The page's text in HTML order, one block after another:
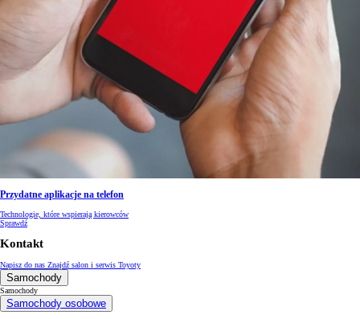
Przydatne aplikacje na telefon
Technologie, które wspierają kierowców
Sprawdź
Kontakt
Napisz do nas Znajdź salon i serwis Toyoty
Samochody
Samochody
Samochody osobowe